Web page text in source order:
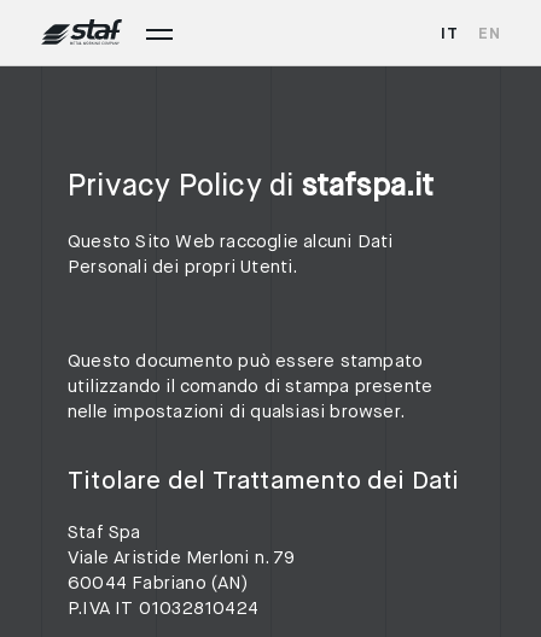
IT EN
Privacy Policy di stafspa.it
Questo Sito Web raccoglie alcuni Dati
Personali dei propri Utenti.
Questo documento può essere stampato
utilizzando il comando di stampa presente
nelle impostazioni di qualsiasi browser.
Titolare del Trattamento dei Dati
Staf Spa
Viale Aristide Merloni n. 79
60044 Fabriano (AN)
P.IVA IT 01032810424